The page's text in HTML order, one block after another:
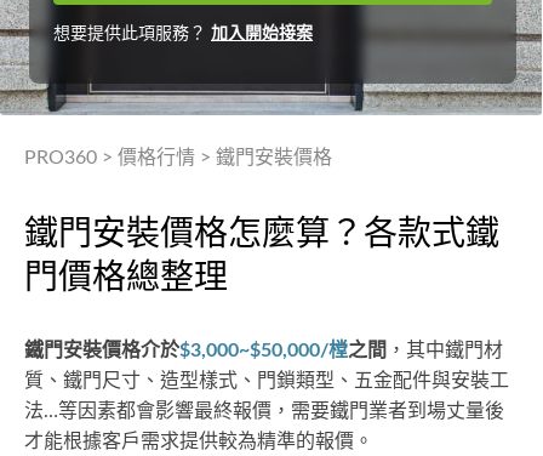
想要提供此項服務？加入開始接案
PRO360 > 價格行情 > 鐵門安裝價格
鐵門安裝價格怎麼算？各款式鐵
門價格總整理
鐵門安裝價格介於$3,000~$50,000/樘之間 ，其中鐵門材
質、鐵門尺寸、造型樣式、門鎖類型、五金配件與安裝工
法…等因素都會影響最終報價，需要鐵門業者到場丈量後
才能根據客戶需求提供較為精準的報價。